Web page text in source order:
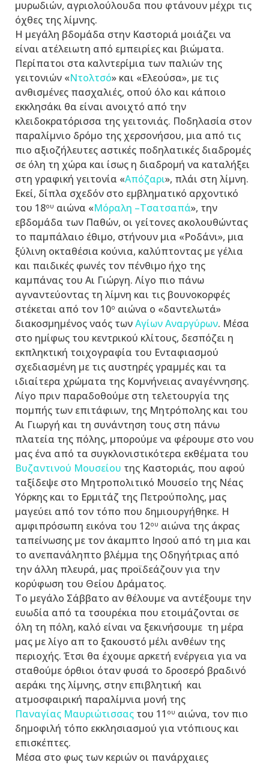
μυρωδιών, αγριολούλουδα που φτάνουν μέχρι τις
όχθες της λίμνης.
Η μεγάλη βδομάδα στην Καστοριά μοιάζει να
είναι ατέλειωτη από εμπειρίες και βιώματα.
Περίπατοι στα καλντερίμια των παλιών της
γειτονιών «Ντολτσό» και «Ελεούσα», με τις
ανθισμένες πασχαλιές, οπού όλο και κάποιο
εκκλησάκι θα είναι ανοιχτό από την
κλειδοκρατόρισσα της γειτονιάς. Ποδηλασία στον
παραλίμνιο δρόμο της χερσονήσου, μια από τις
πιο αξιοζήλευτες αστικές ποδηλατικές διαδρομές
σε όλη τη χώρα και ίσως η διαδρομή να καταλήξει
στη γραφική γειτονία «Aπόζαρι», πλάι στη λίμνη.
Εκεί, δίπλα σχεδόν στο εμβληματικό αρχοντικό
του 18ου αιώνα «Μόραλη –Τσατσαπά», την
εβδομάδα των Παθών, οι γείτονες ακολουθώντας
το παμπάλαιο έθιμο, στήνουν μια «Ροδάνι», μια
ξύλινη οκταθέσια κούνια, καλύπτοντας με γέλια
και παιδικές φωνές τον πένθιμο ήχο της
καμπάνας του Αι Γιώργη. Λίγο πιο πάνω
αγναντεύοντας τη λίμνη και τις βουνοκορφές
στέκεται από τον 10ο αιώνα ο «δαντελωτά»
διακοσμημένος ναός τωνΑγίων Αναργύρων. Μέσα
στο ημίφως του κεντρικού κλίτους, δεσπόζει η
εκπληκτική τοιχογραφία του Ενταφιασμού
σχεδιασμένη με τις αυστηρές γραμμές και τα
ιδιαίτερα χρώματα της Κομνήνειας αναγέννησης.
Λίγο πριν παραδοθούμε στη τελετουργία της
πομπής των επιτάφιων, της Μητρόπολης και του
Αι Γιωργή και τη συνάντηση τους στη πάνω
πλατεία της πόλης, μπορούμε να φέρουμε στο νου
μας ένα από τα συγκλονιστικότερα εκθέματα του
Βυζαντινού Μουσείου της Καστοριάς, που αφού
ταξίδεψε στο Μητροπολιτικό Μουσείο της Νέας
Υόρκης και το Ερμιτάζ της Πετρούπολης, μας
μαγεύει από τον τόπο που δημιουργήθηκε. Η
αμφιπρόσωπη εικόνα του 12ου αιώνα της άκρας
ταπείνωσης με τον άκαμπτο Ιησού από τη μια και
το ανεπανάληπτο βλέμμα της Οδηγήτριας από
την άλλη πλευρά, μας προϊδεάζουν για την
κορύφωση του Θείου Δράματος.
Το μεγάλο Σάββατο αν θέλουμε να αντέξουμε την
ευωδία από τα τσουρέκια που ετοιμάζονται σε
όλη τη πόλη, καλό είναι να ξεκινήσουμε τη μέρα
μας με λίγο απ το ξακουστό μέλι ανθέων της
περιοχής. Έτσι θα έχουμε αρκετή ενέργεια για να
σταθούμε όρθιοι όταν φυσά το δροσερό βραδινό
αεράκι της λίμνης, στην επιβλητική και
ατμοσφαιρική παραλίμνια μονή της
Παναγίας Μαυριώτισσας του 11 ου αιώνα, τον πιο
δημοφιλή τόπο εκκλησιασμού για ντόπιους και
επισκέπτες.
Μέσα στο φως των κεριών οι πανάρχαιες